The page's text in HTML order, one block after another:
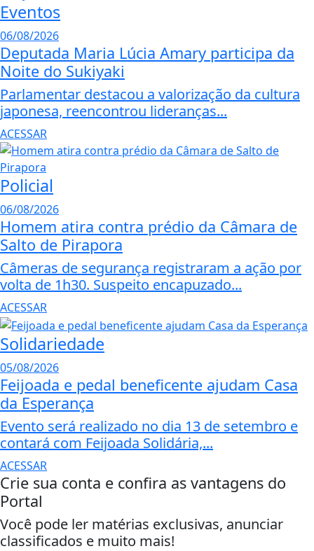
Eventos
06/08/2026
Deputada Maria Lúcia Amary participa da
Noite do Sukiyaki
Parlamentar destacou a valorização da cultura
japonesa, reencontrou lideranças...
ACESSAR
Policial
06/08/2026
Homem atira contra prédio da Câmara de
Salto de Pirapora
Câmeras de segurança registraram a ação por
volta de 1h30. Suspeito encapuzado...
ACESSAR
Solidariedade
05/08/2026
Feijoada e pedal beneficente ajudam Casa
da Esperança
Evento será realizado no dia 13 de setembro e
contará com Feijoada Solidária,...
ACESSAR
Crie sua conta e confira as vantagens do
Portal
Você pode ler matérias exclusivas, anunciar
classificados e muito mais!